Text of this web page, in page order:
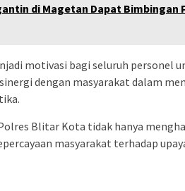
di Magetan Dapat Bimbingan
motivasi bagi seluruh personel
dengan masyarakat dalam
Blitar Kota tidak hanya
masyarakat terhadap